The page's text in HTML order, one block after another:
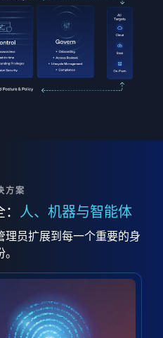
方案
人、机器与智能体
理员扩展到每一个重要的身
。